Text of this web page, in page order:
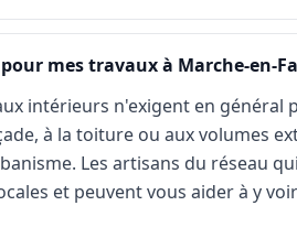
mes travaux à Marche-en-
intérieurs n'exigent en général
à la toiture ou aux volumes
Les artisans du réseau
et peuvent vous aider à y